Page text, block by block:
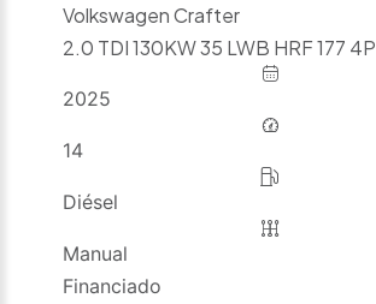
Volkswagen Crafter
2.0 TDI 130KW 35 LWB HRF 177 4P
2025
14
Diésel
Manual
Financiado